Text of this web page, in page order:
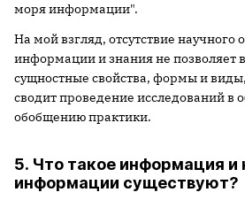
моря информации".
На мой взгляд, отсутствие научного
информации и знания не позволяет
сущностные свойства, формы и
сводит проведение исследований в
обобщению практики.
5. Что такое информация и
информации существуют?